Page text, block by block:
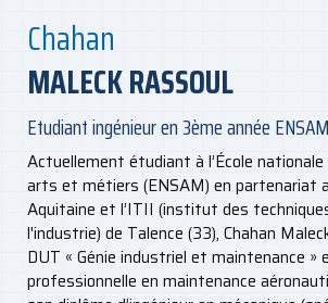
Chahan
MALECK RASSOUL
Etudiant ingénieur en 3ème année
Actuellement étudiant à l’École
arts et métiers (ENSAM) en partenariat
Aquitaine et l’ITII (institut des
l'industrie) de Talence (33), Chahan
DUT « Génie industriel et maintenance »
professionnelle en maintenance